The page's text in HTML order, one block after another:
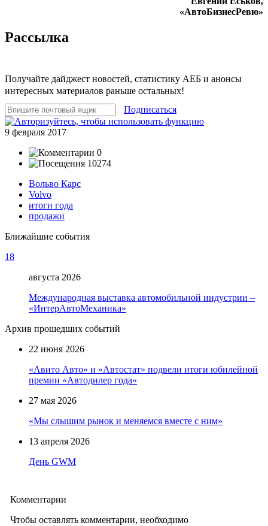
«АвтоБизнесРевю»
Рассылка
Получайте дайджест новостей, статистику АЕБ и анонсы
интересных материалов раньше остальных!
Подписаться
9 февраля 2017
0
10274
Вольво Карс
Volvo
итоги года
продажи
Ближайшие события
18
августа 2026
Международная выставка автомобильной индустрии –
«ИнтерАвтоМеханика»
Архив прошедших событий
22 июня 2026
«Авито Авто» и «Автостат» подвели итоги юбилейной
премии «Автодилер года»
27 мая 2026
«Мы слышим рынок и меняемся вместе с ним»
13 апреля 2026
День GWM
Комментарии
Чтобы оставлять комментарии, необходимо